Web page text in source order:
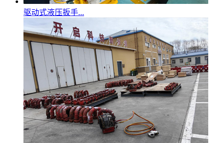
驱动式液压扳手...